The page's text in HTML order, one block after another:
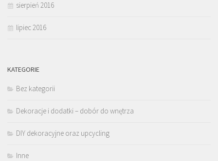
sierpień 2016
lipiec 2016
KATEGORIE
Bez kategorii
Dekoracje i dodatki – dobór do wnętrza
DIY dekoracyjne oraz upcycling
Inne